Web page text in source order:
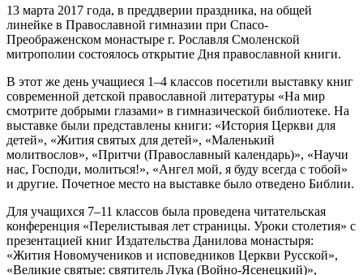
13 марта 2017 года, в преддверии праздника, на общей
линейке в Православной гимназии при Спасо-
Преображенском монастыре г. Рославля Смоленской
митрополии состоялось открытие Дня православной книги.
В этот же день учащиеся 1–4 классов посетили выставку книг
современной детской православной литературы «На мир
смотрите добрыми глазами» в гимназической библиотеке. На
выставке были представлены книги: «История Церкви для
детей», «Жития святых для детей», «Маленький
молитвослов», «Притчи (Православный календарь)», «Научи
нас, Господи, молиться!», «Ангел мой, я буду всегда с тобой»
и другие. Почетное место на выставке было отведено Библии.
Для учащихся 7–11 классов была проведена читательская
конференция «Перелистывая лет страницы. Уроки столетия» с
презентацией книг Издательства Данилова монастыря:
«Жития Новомучеников и исповедников Церкви Русской»,
«Великие святые: святитель Лука (Войно-Ясенецкий)»,